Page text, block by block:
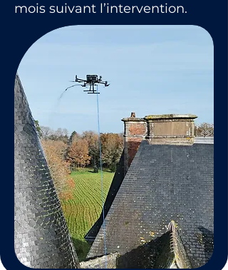
mois suivant l’intervention.